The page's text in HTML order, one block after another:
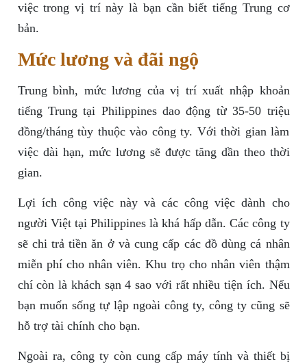
việc trong vị trí này là bạn cần biết tiếng Trung cơ
bản.
Mức lương và đãi ngộ
Trung bình, mức lương của vị trí xuất nhập khoản
tiếng Trung tại Philippines dao động từ 35-50 triệu
đồng/tháng tùy thuộc vào công ty. Với thời gian làm
việc dài hạn, mức lương sẽ được tăng dần theo thời
gian.
Lợi ích công việc này và các công việc dành cho
người Việt tại Philippines là khá hấp dẫn. Các công ty
sẽ chi trả tiền ăn ở và cung cấp các đồ dùng cá nhân
miễn phí cho nhân viên. Khu trọ cho nhân viên thậm
chí còn là khách sạn 4 sao với rất nhiều tiện ích. Nếu
bạn muốn sống tự lập ngoài công ty, công ty cũng sẽ
hỗ trợ tài chính cho bạn.
Ngoài ra, công ty còn cung cấp máy tính và thiết bị